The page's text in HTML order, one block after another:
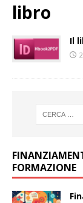
libro
Il
FORMAZIONE